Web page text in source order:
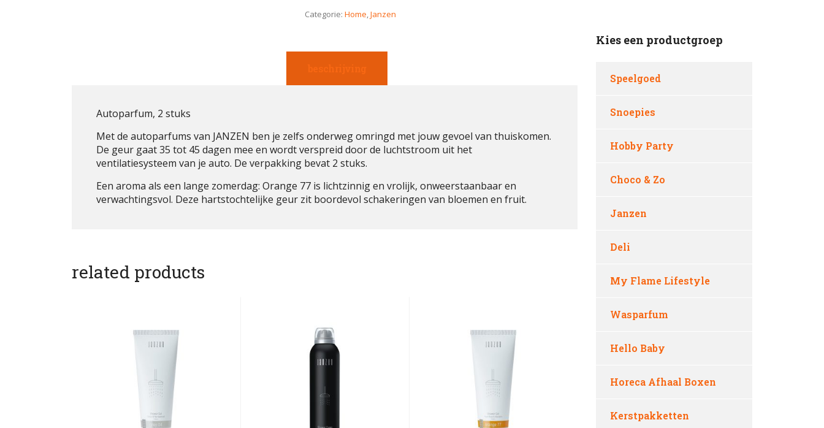
Categorie: Home,Janzen
Autoparfum, 2 stuks
Met de autoparfums van JANZEN ben je zelfs onderweg omringd met jouw gevoel van thuiskomen.
De geur gaat 35 tot 45 dagen mee en wordt verspreid door de luchtstroom uit het
ventilatiesysteem van je auto. De verpakking bevat 2 stuks.
Een aroma als een lange zomerdag: Orange 77 is lichtzinnig en vrolijk, onweerstaanbaar en
verwachtingsvol. Deze hartstochtelijke geur zit boordevol schakeringen van bloemen en fruit.
related products
Kies een productgroep
Speelgoed
Snoepies
Hobby Party
Choco & Zo
Janzen
Deli
My Flame Lifestyle
Wasparfum
Hello Baby
Horeca Afhaal Boxen
Kerstpakketten